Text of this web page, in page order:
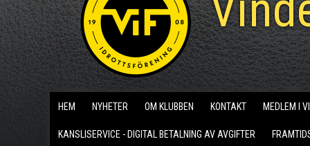
HEM NYHETER OM KLUBBEN KONTAKT MEDLEM I
KANSLISERVICE - DIGITAL BETALNING AV AVGIFTER